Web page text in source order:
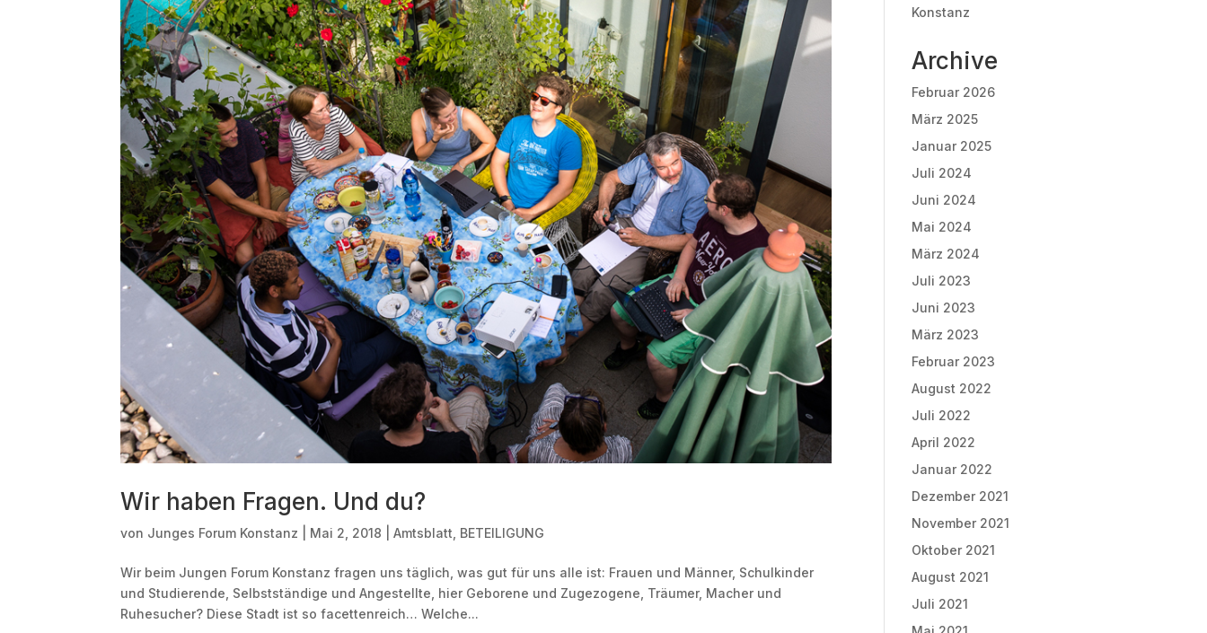
Wir haben Fragen. Und du?
von Junges Forum Konstanz Mai 2, 2018 |Amtsblatt BETEILIGUNG
Wir beim Jungen Forum Konstanz fragen uns täglich, was gut für uns alle ist: Frauen und Männer, Schulkinder
und Studierende, Selbstständige und Angestellte, hier Geborene und Zugezogene, Träumer, Macher und
Ruhesucher? Diese Stadt ist so facettenreich… Welche...
Konstanz
Archive
Februar 2026
März 2025
Januar 2025
Juli 2024
Juni 2024
Mai 2024
März 2024
Juli 2023
Juni 2023
März 2023
Februar 2023
August 2022
Juli 2022
April 2022
Januar 2022
Dezember 2021
November 2021
Oktober 2021
August 2021
Juli 2021